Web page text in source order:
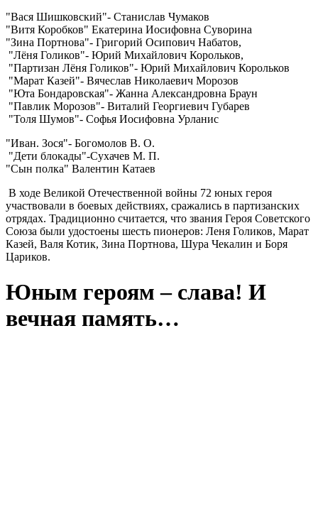
"Вася Шишковский"- Станислав Чумаков
"Витя Коробков" Екатерина Иосифовна Суворина
"Зина Портнова"- Григорий Осипович Набатов,
"Лёня Голиков"- Юрий Михайлович Корольков,
"Партизан Лёня Голиков"- Юрий Михайлович Корольков
"Марат Казей"- Вячеслав Николаевич Морозов
"Юта Бондаровская"- Жанна Александровна Браун
"Павлик Морозов"- Виталий Георгиевич Губарев
"Толя Шумов"- Софья Иосифовна Урланис
"Иван. Зося"- Богомолов В. О.
"Дети блокады"-Сухачев М. П.
"Сын полка" Валентин Катаев
В ходе Великой Отечественной войны 72 юных героя
участвовали в боевых действиях, сражались в партизанских
отрядах. Традиционно считается, что звания Героя Советского
Союза были удостоены шесть пионеров: Леня Голиков, Марат
Казей, Валя Котик, Зина Портнова, Шура Чекалин и Боря
Цариков.
Юным героям – слава! И
вечная память…